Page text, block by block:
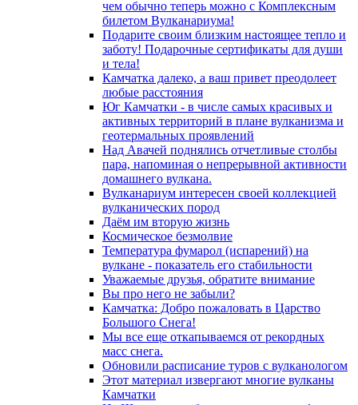
чем обычно теперь можно с Комплексным
билетом Вулканариума!
Подарите своим близким настоящее тепло и
заботу! Подарочные сертификаты для души
и тела!
Камчатка далеко, а ваш привет преодолеет
любые расстояния
Юг Камчатки - в числе самых красивых и
активных территорий в плане вулканизма и
геотермальных проявлений
Над Авачей поднялись отчетливые столбы
пара, напоминая о непрерывной активности
домашнего вулкана.
Вулканариум интересен своей коллекцией
вулканических пород
Даём им вторую жизнь
Космическое безмолвие
Температура фумарол (испарений) на
вулкане - показатель его стабильности
Уважаемые друзья, обратите внимание
Вы про него не забыли?
Камчатка: Добро пожаловать в Царство
Большого Снега!
Мы все еще откапываемся от рекордных
масс снега.
Обновили расписание туров с вулканологом
Этот материал извергают многие вулканы
Камчатки